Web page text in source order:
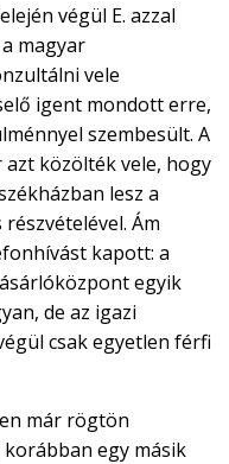
végül E. azzal
magyar
vele
igent mondott erre,
szembesült. A
közölték vele, hogy
lesz a
Ám
kapott: a
egyik
de az igazi
csak egyetlen férfi
már rögtön
egy másik